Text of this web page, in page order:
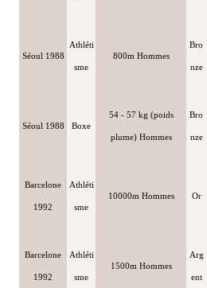
Séoul 1988
Athléti
sme
800m Hommes
Bro
nze
Séoul 1988 Boxe
54 - 57 kg (poids
plume) Hommes
Bro
nze
Barcelone
1992
Athléti
sme
10000m Hommes Or
Barcelone
1992
Athléti
sme
1500m Hommes
Arg
ent